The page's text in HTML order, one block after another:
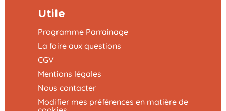
Utile
Programme Parrainage
La foire aux questions
CGV
Mentions légales
Nous contacter
Modifier mes préférences en matière de